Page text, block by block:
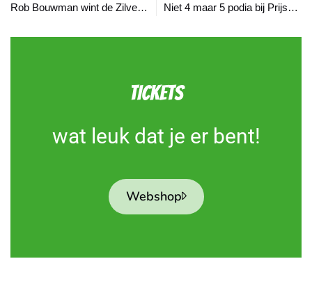
Rob Bouwman wint de Zilveren Narrenkap 2023 Niet 4 maar 5 podia bij Prijsbloaze
TICKETS
wat leuk dat je er bent!
Webshop